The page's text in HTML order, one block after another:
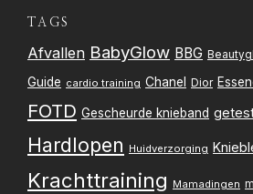
TAGS
Afvallen BabyGlow BBG
Guide cardio training Chanel Dior
FOTD Gescheurde knieband
Hardlopen Huidverzorging
Krachttraining Mamadingen